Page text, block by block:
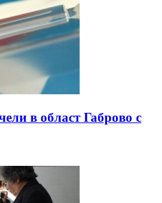
в област Габрово с